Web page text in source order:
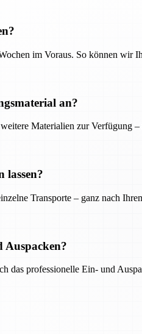
im Voraus. So können wir
an?
Materialien zur Verfügung
lassen?
Transporte – ganz nach
Auspacken?
das professionelle Ein- und